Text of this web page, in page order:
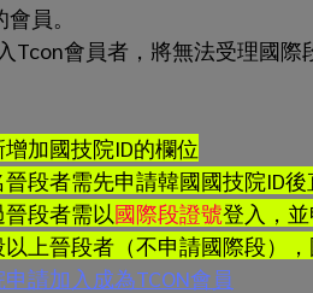
員。
Tcon會員者，將無法受理國際
加國技院ID的欄位
段者需先申請韓國國技院ID後
段者需以國際段證號登入，
上晉段者（不申請國際段），
請加入成為TCON會員